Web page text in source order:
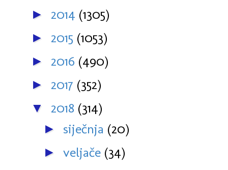
► 2014 (1305)
► 2015 (1053)
► 2016 (490)
► 2017 (352)
▼ 2018 (314)
► siječnja (20)
► veljače (34)